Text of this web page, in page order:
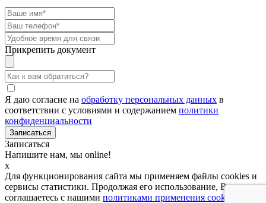
Прикрепить документ
Я даю согласие на обработку персональных данных в
соответствии с условиями и содержанием политики
конфиденциальности
Записаться
Напишите нам, мы online!
x
Для функционирования сайта мы применяем файлы cookies и
сервисы статистики. Продолжая его использование, Вы
соглашаетесь с нашими политиками применения cookies и